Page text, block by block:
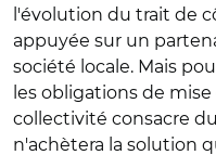
l'évolution du trait de
appuyée sur un
société locale. Mais
les obligations de
collectivité consacre
n'achètera la solution